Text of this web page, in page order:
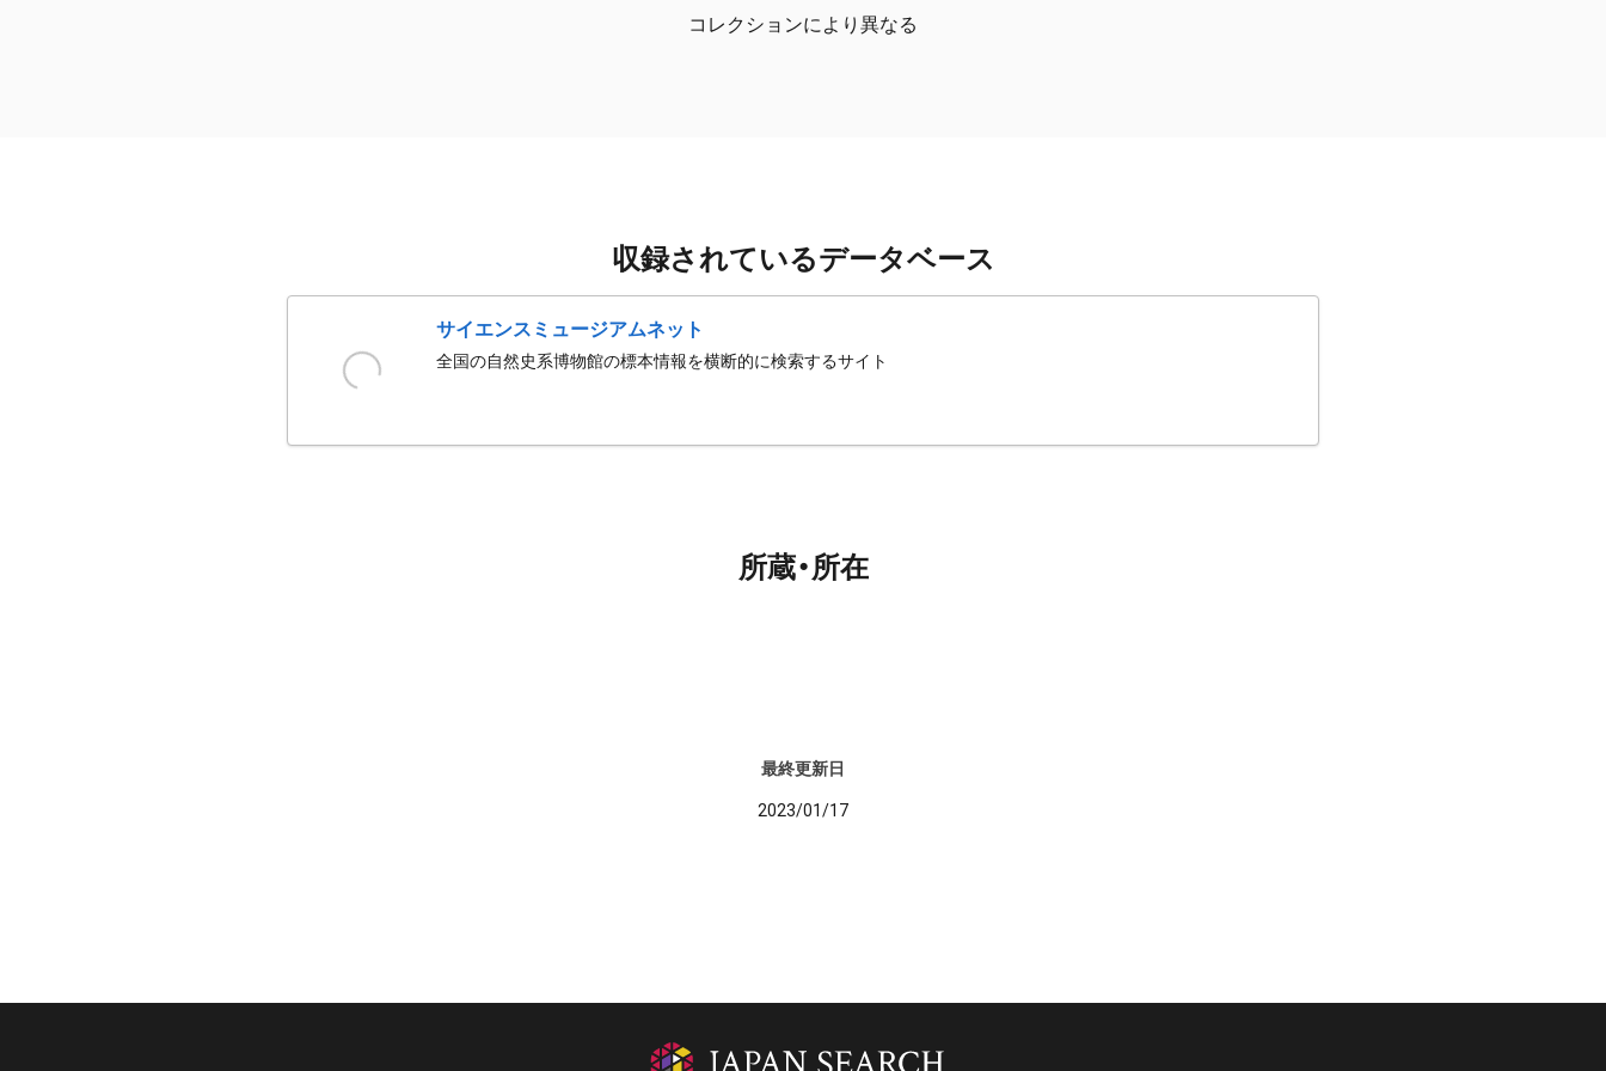
コレクションにより異なる
収録されているデータベース
サイエンスミュージアムネット
全国の自然史系博物館の標本情報を横断的に検索するサイト
所蔵・所在
最終更新日
2023/01/17